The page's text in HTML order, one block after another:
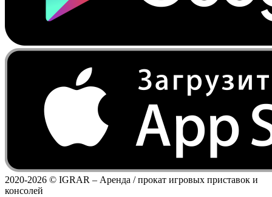
2020-2026 © IGRAR – Аренда / прокат игровых приставок и
консолей